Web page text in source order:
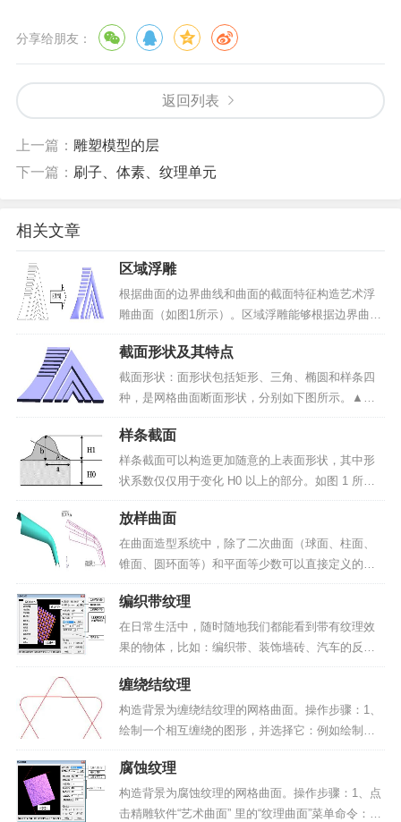
分享给朋友：
返回列表
上一篇： 雕塑模型的层
下一篇： 刷子、体素、纹理单元
相关文章
区域浮雕
根据曲面的边界曲线和曲面的截面特征构造艺术浮
雕曲面（如图1所示）。区域浮雕能够根据边界曲线
生成各种高度和截面形状的网格曲面（包括矩形网
格和非矩形网格曲面），在实际中应用较多。▲图1
区域浮雕实现方法：（1）选择曲线边界；（2）边
界曲线转换为...
截面形状及其特点
截面形状：面形状包括矩形、三角、椭圆和样条四
种，是网格曲面断面形状，分别如下图所示。▲图1
矩形截面▲图2 三角截面▲图3 椭圆截面▲图4 样条
截面1、矩形截面的主要特点：（1）曲面是一个在
高度方向拉起的方块。（2）曲面的侧面垂直，表面
水平...
样条截面
样条截面可以构造更加随意的上表面形状，其中形
状系数仅仅用于变化 H0 以上的部分。如图 1 所
示。▲图 1样条截面的控制参数包括拉高比例、表面
特点，也有五种造型效果，这与椭圆截面的效果大
致相同。1 、基准高度：一般用网格高度的数值来表
示距离...
放样曲面
在曲面造型系统中，除了二次曲面（球面、柱面、
锥面、圆环面等）和平面等少数可以直接定义的曲
面外，绝大多数曲面都是自由曲面，这些曲面的构
造过程必须依赖各种形式的曲线，由曲线生成曲面
是曲面造型的基本方法，旋转面和扫描面就是通过
曲线构造曲面的典型实...
编织带纹理
在日常生活中，随时随地我们都能看到带有纹理效
果的物体，比如：编织带、装饰墙砖、汽车的反光
灯罩等等，这些纹理虽然变化多端、形状各异，但
都有一个特点，就是无论纹理多么复杂，都是由一
个基本的单元组成，由这个单元通过阵列复制等功
能完成大面积纹理的构...
缠绕结纹理
构造背景为缠绕结纹理的网格曲面。操作步骤：1、
绘制一个相互缠绕的图形，并选择它：例如绘制如
图 1 所示的一个图形。▲图 12、点击精雕软件“艺术
曲面” 里的“纹理曲面”菜单命令，弹出“构造纹理曲面”
对话框，设置纹理类型。选择纹理类型为“缠绕...
腐蚀纹理
构造背景为腐蚀纹理的网格曲面。操作步骤：1、点
击精雕软件“艺术曲面” 里的“纹理曲面”菜单命令：在